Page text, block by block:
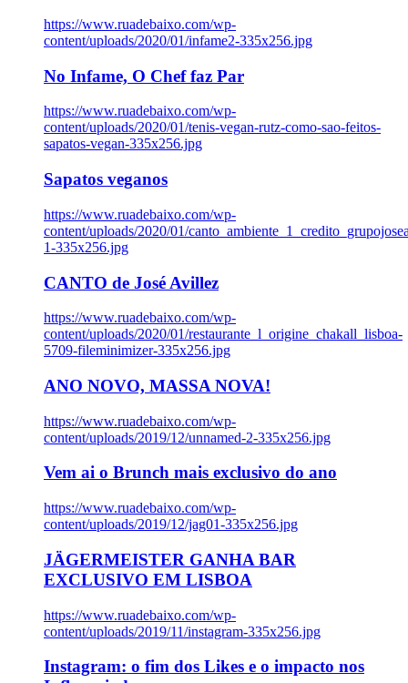
https://www.ruadebaixo.com/wp-
content/uploads/2020/01/infame2-335x256.jpg
No Infame, O Chef faz Par
https://www.ruadebaixo.com/wp-
content/uploads/2020/01/tenis-vegan-rutz-como-sao-feitos-
sapatos-vegan-335x256.jpg
Sapatos veganos
https://www.ruadebaixo.com/wp-
content/uploads/2020/01/
1-335x256.jpg
CANTO de José Avillez
https://www.ruadebaixo.com/wp-
content/uploads/2020/01/restaurante_l_origine_chakall_lisboa-
5709-fileminimizer-335x256.jpg
ANO NOVO, MASSA NOVA!
https://www.ruadebaixo.com/wp-
content/uploads/2019/12/unnamed-2-335x256.jpg
Vem ai o Brunch mais exclusivo do ano
https://www.ruadebaixo.com/wp-
content/uploads/2019/12/jag01-335x256.jpg
JÄGERMEISTER GANHA BAR
EXCLUSIVO EM LISBOA
https://www.ruadebaixo.com/wp-
content/uploads/2019/11/instagram-335x256.jpg
Instagram: o fim dos Likes e o impacto nos